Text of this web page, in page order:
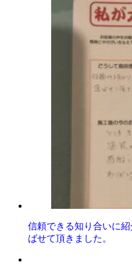
信頼できる知り合いに
ばせて頂きました。